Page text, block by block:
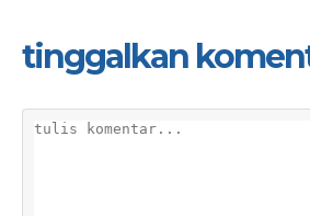
tinggalkan